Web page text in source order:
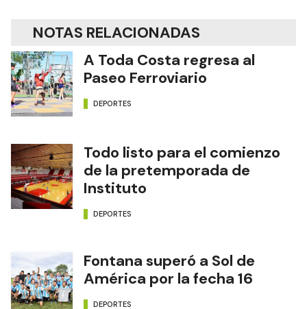
NOTAS RELACIONADAS
A Toda Costa regresa al
Paseo Ferroviario
DEPORTES
Todo listo para el comienzo
de la pretemporada de
Instituto
DEPORTES
Fontana superó a Sol de
América por la fecha 16
DEPORTES